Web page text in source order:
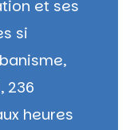
et ses
si
236
heures